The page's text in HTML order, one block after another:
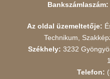
Bankszámlaszám:
Az oldal üzemeltetője:
Technikum,
Székhely: 3232
Telefon: